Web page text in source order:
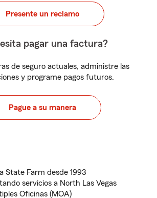
Presente un reclamo
pagar una factura?
de seguro actuales, administre las
y programe pagos futuros.
Pague a su manera
State Farm desde 1993
servicios a North Las Vegas
Oficinas (MOA)